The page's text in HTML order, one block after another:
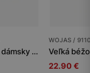
Béžový kožený dámsky opasok
WOJAS /
22.90 €